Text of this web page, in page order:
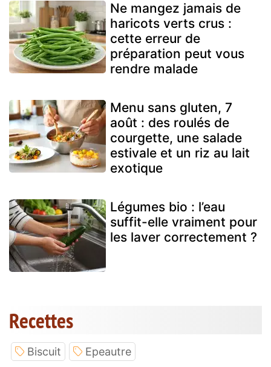
Ne mangez jamais de
haricots verts crus :
cette erreur de
préparation peut vous
rendre malade
Menu sans gluten, 7
août : des roulés de
courgette, une salade
estivale et un riz au lait
exotique
Légumes bio : l’eau
suffit-elle vraiment pour
les laver correctement ?
Recettes
Biscuit Epeautre